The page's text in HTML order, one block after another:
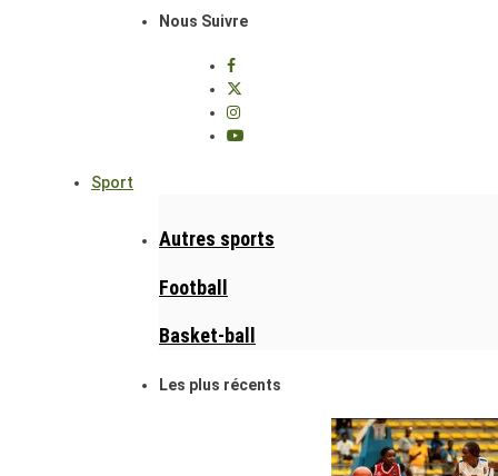
Nous Suivre
Sport
Autres sports
Football
Basket-ball
Les plus récents